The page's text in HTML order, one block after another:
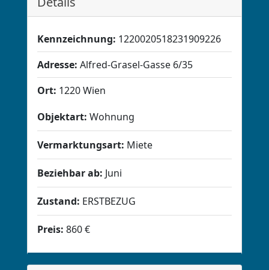
Kennzeichnung: 1220020518231909226
Adresse: Alfred-Grasel-Gasse 6/35
Ort: 1220 Wien
Objektart: Wohnung
Vermarktungsart: Miete
Beziehbar ab: Juni
Zustand: ERSTBEZUG
Preis: 860 €